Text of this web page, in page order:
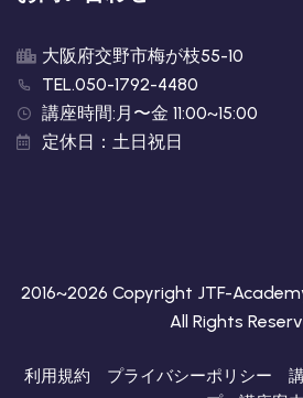
大阪府交野市梅が枝55-10
TEL.050-1792-4480
講座時間:月〜金 11:00~15:00
定休日：土日祝日
2016~2026 Copyright JTF-
All Rights
利用規約 プライバシーポリシー